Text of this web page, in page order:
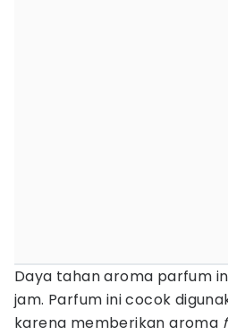
Daya tahan aroma parfum
jam. Parfum ini cocok
karena memberikan aroma